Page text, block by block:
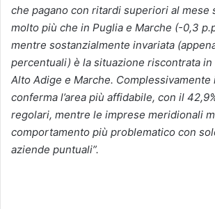
che pagano con ritardi superiori al mese
molto più che in Puglia e Marche (-0,3
mentre sostanzialmente invariata
percentuali) è la situazione riscontrata
Alto Adige e Marche.
conferma l’area più affidabile, con il
regolari, mentre le imprese meridionali
comportamento più problematico con
aziende puntuali”.